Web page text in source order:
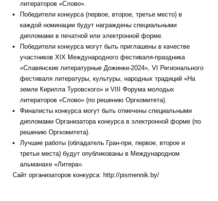
литераторов «Слово».
Победители конкурса (первое, второе, третье место) в
каждой номинации будут награждены специальными
дипломами в печатной или электронной форме.
Победители конкурса могут быть приглашены в качестве
участников XIX Международного фестиваля-праздника
«Славянские литературные Дожинки-2024», VI Регионального
фестиваля литературы, культуры, народных традиций «На
земле Кирилла Туровского» и VIII Форума молодых
литераторов «Слово» (по решению Оргкомитета).
Финалисты конкурса могут быть отмечены специальными
дипломами Организатора конкурса в электронной форме (по
решению Оргкомитета).
Лучшие работы (обладатель Гран-при, первое, второе и
третьи места) будут опубликованы в Международном
альманахе «Литера».
Сайт организаторов конкурса: http://pismennik.by/